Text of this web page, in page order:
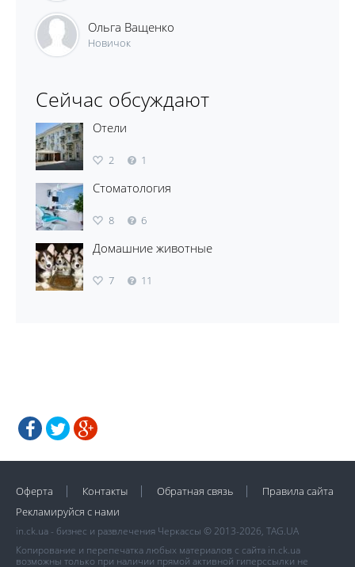
Ольга Ващенко
Новичок
Сейчас обсуждают
Отели
2 1
Стоматология
8 6
Домашние животные
7 11
Оферта Контакты Обратная связь
Правила сайта
Рекламируйся с нами
in.ck.ua - бизнес и развлечения Черкассы © 2013-2026, TAG.UA
Копирование и перепечатка любых материалов с сайта in.ck.ua
возможны только при наличии прямой активной гиперссылки не